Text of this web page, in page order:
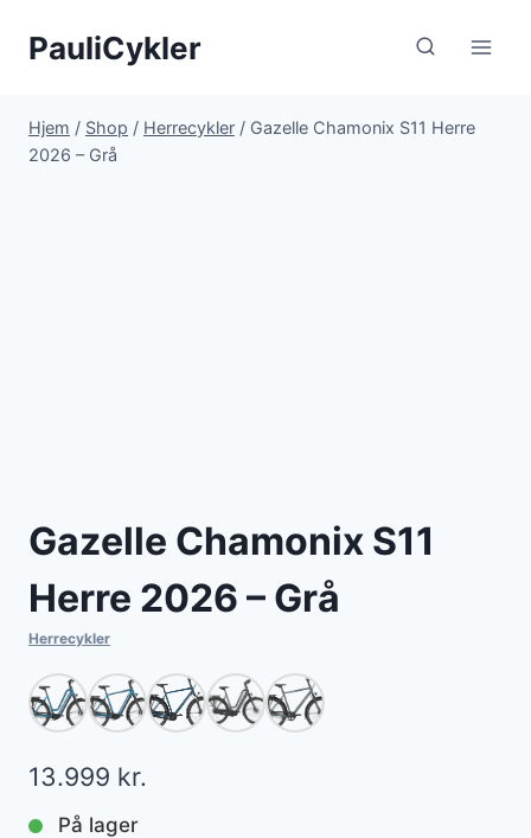
PauliCykler
Hjem / Shop / Herrecykler / Gazelle Chamonix S11 Herre
2026 – Grå
Gazelle Chamonix S11
Herre 2026 – Grå
Herrecykler
13.999 kr.
På lager